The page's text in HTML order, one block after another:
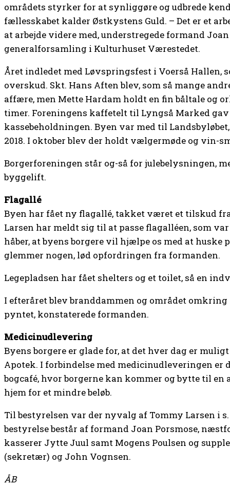
områdets styrker for at synliggøre og udbrede
fællesskabet kalder Østkystens Guld. – Det er et
at arbejde videre med, understregede formand
generalforsamling i Kulturhuset Værestedet.
Året indledet med Løvspringsfest i Voerså Hallen,
overskud. Skt. Hans Aften blev, som så mange
affære, men Mette Hardam holdt en fin båltale og
timer. Foreningens kaffetelt til Lyngså Marked
kassebeholdningen. Byen var med til
2018. I oktober blev der holdt vælgermøde og vin-
Borgerforeningen står og-så for julebelysningen,
byggelift.
Flagallé
Byen har fået ny flagallé, takket været et tilskud
Larsen har meldt sig til at passe flagalléen, som
håber, at byens borgere vil hjælpe os med at huske
glemmer nogen, lød opfordringen fra formanden.
Legepladsen har fået shelters og et toilet, så en
I efteråret blev branddammen og området
pyntet, konstaterede formanden.
Medicinudlevering
Byens borgere er glade for, at det hver dag er
Apotek. I forbindelse med medicinudleveringen er
bogcafé, hvor borgerne kan kommer og bytte til en
hjem for et mindre beløb.
Til bestyrelsen var der nyvalg af Tommy Larsen i
bestyrelse består af formand Joan Porsmose,
kasserer Jytte Juul samt Mogens Poulsen og
(sekretær) og John Vognsen.
ÅB